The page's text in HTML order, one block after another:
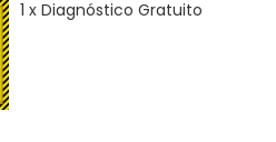
1 x Diagnóstico Gratuito